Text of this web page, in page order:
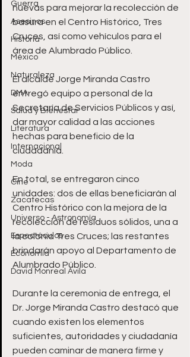
Guerra
Asesinos
Historia
México
Naturaleza
DMA
Salud y Bienestar
Literatura
Internacional
Moda
Cine
Zacatecas
Universo - Astronomía
Espectáculos
Economía
David Monreal Ávila
nuevas para mejorar la recolección de
basura en el Centro Histórico, Tres
Cruces, así como vehículos para el
área de Alumbrado Público.
El alcalde Jorge Miranda Castro
entregó equipo a personal de la
Secretaría de Servicios Públicos y así,
dar mayor calidad a las acciones
hechas para beneficio de la
ciudadanía.
En total, se entregaron cinco
unidades: dos de ellas beneficiarán al
Centro Histórico con la mejora de la
recolección de residuos sólidos, una a
la colonia Tres Cruces; las restantes
brindarán apoyo al Departamento de
Alumbrado Público.
Durante la ceremonia de entrega, el
Dr. Jorge Miranda Castro destacó que
cuando existen los elementos
suficientes, autoridades y ciudadanía
pueden caminar de manera firme y